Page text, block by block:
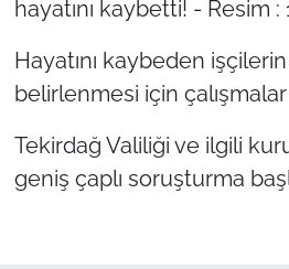
hayatını kaybetti! - Resim :
Hayatını kaybeden
belirlenmesi için
Tekirdağ Valiliği ve ilgili
geniş çaplı soruşturma